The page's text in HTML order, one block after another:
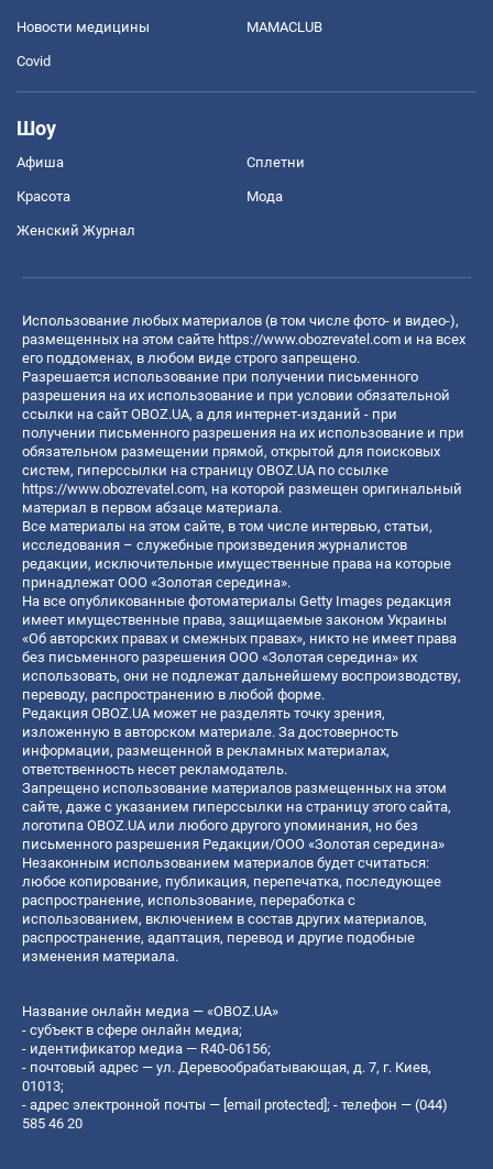
Новости медицины MAMACLUB
Covid
Шоу
Афиша Сплетни
Красота Мода
Женский Журнал
Использование любых материалов (в том числе фото- и видео-),
размещенных на этом сайте https://www.obozrevatel.com и на всех
его поддоменах, в любом виде строго запрещено.
Разрешается использование при получении письменного
разрешения на их использование и при условии обязательной
ссылки на сайт OBOZ.UA, а для интернет-изданий - при
получении письменного разрешения на их использование и при
обязательном размещении прямой, открытой для поисковых
систем, гиперссылки на страницу OBOZ.UA по ссылке
https://www.obozrevatel.com, на которой размещен оригинальный
материал в первом абзаце материала.
Все материалы на этом сайте, в том числе интервью, статьи,
исследования – служебные произведения журналистов
редакции, исключительные имущественные права на которые
принадлежат ООО «Золотая середина».
На все опубликованные фотоматериалы Getty Images редакция
имеет имущественные права, защищаемые законом Украины
«Об авторских правах и смежных правах», никто не имеет права
без письменного разрешения ООО «Золотая середина» их
использовать, они не подлежат дальнейшему воспроизводству,
переводу, распространению в любой форме.
Редакция OBOZ.UA может не разделять точку зрения,
изложенную в авторском материале. За достоверность
информации, размещенной в рекламных материалах,
ответственность несет рекламодатель.
Запрещено использование материалов размещенных на этом
сайте, даже с указанием гиперссылки на страницу этого сайта,
логотипа OBOZ.UA или любого другого упоминания, но без
письменного разрешения Редакции/ООО «Золотая середина»
Незаконным использованием материалов будет считаться:
любое копирование, публикация, перепечатка, последующее
распространение, использование, переработка с
использованием, включением в состав других материалов,
распространение, адаптация, перевод и другие подобные
изменения материала.
Название онлайн медиа — «OBOZ.UA»
- субъект в сфере онлайн медиа;
- идентификатор медиа — R40-06156;
- почтовый адрес — ул. Деревообрабатывающая, д. 7, г. Киев,
01013;
- адрес электронной почты — [email protected] ; - телефон — (044)
585 46 20